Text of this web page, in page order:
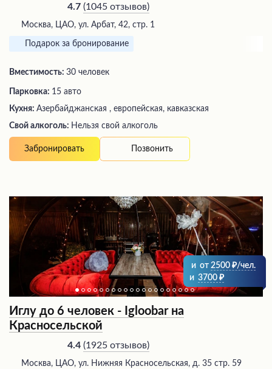
4.7 (1045 отзывов)
Москва, ЦАО, ул. Арбат, 42, стр. 1
Подарок за бронирование
Вместимость: 30 человек
Парковка: 15 авто
Кухня: Азербайджанская , европейская, кавказская
Свой алкоголь: Нельзя свой алкоголь
Забронировать Позвонить
и от 2500
/чел.
и 3700
Иглу до 6 человек - Igloobar на
Красносельской
4.4 (1925 отзывов)
Москва, ЦАО, ул. Нижняя Красносельская, д. 35 стр. 59